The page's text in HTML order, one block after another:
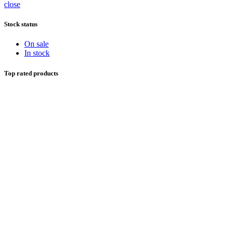
close
Stock status
On sale
In stock
Top rated products